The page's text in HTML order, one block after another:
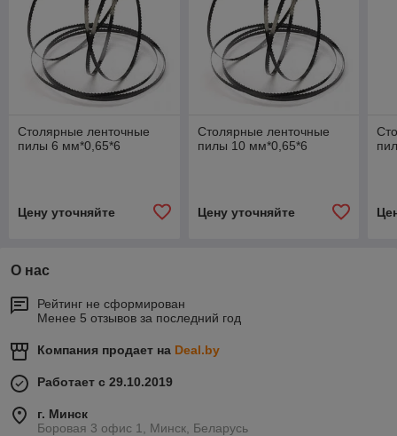
Столярные ленточные
пилы 6 мм*0,65*6
Цену уточняйте
Столярные ленточные
пилы 10 мм*0,65*6
Цену уточняйте
О нас
Рейтинг не сформирован
Менее 5 отзывов за последний год
Компания продает на Deal.by
Работает с 29.10.2019
г. Минск
Боровая 3 офис 1, Минск, Беларусь